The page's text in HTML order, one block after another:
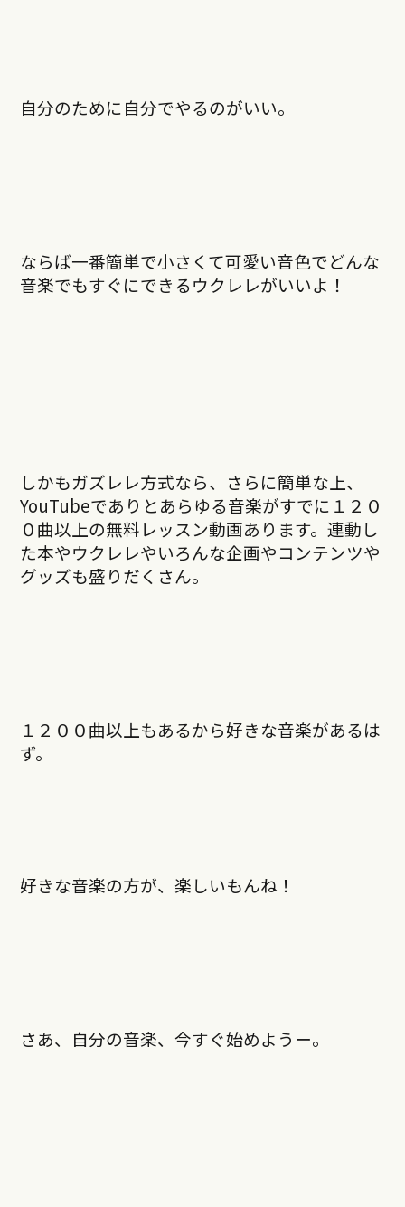
自分のために自分でやるのがいい。
ならば一番簡単で小さくて可愛い音色でどんな
音楽でもすぐにできるウクレレがいいよ！
しかもガズレレ方式なら、さらに簡単な上、
YouTubeでありとあらゆる音楽がすでに１２０
０曲以上の無料レッスン動画あります。連動し
た本やウクレレやいろんな企画やコンテンツや
グッズも盛りだくさん。
１２００曲以上もあるから好きな音楽があるは
ず。
好きな音楽の方が、楽しいもんね！
さあ、自分の音楽、今すぐ始めようー。